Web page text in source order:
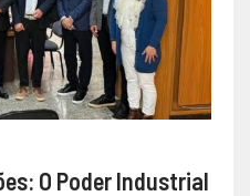
O Poder Industrial